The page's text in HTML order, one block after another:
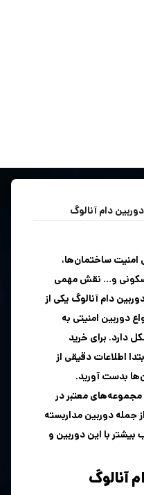
دوربین دام آنالوگ
امنیت ساختمان‌ها،
مسکونی و… نقش مهمی
دام آنالوگ یکی از
دوربین امنیتی به
دارد. برای خرید
اطلاعات دقیقی از
بدست آورید.
مجموعه‌های معتبر در
جمله دوربین مداربسته
با این دوربین و
آنالوگ